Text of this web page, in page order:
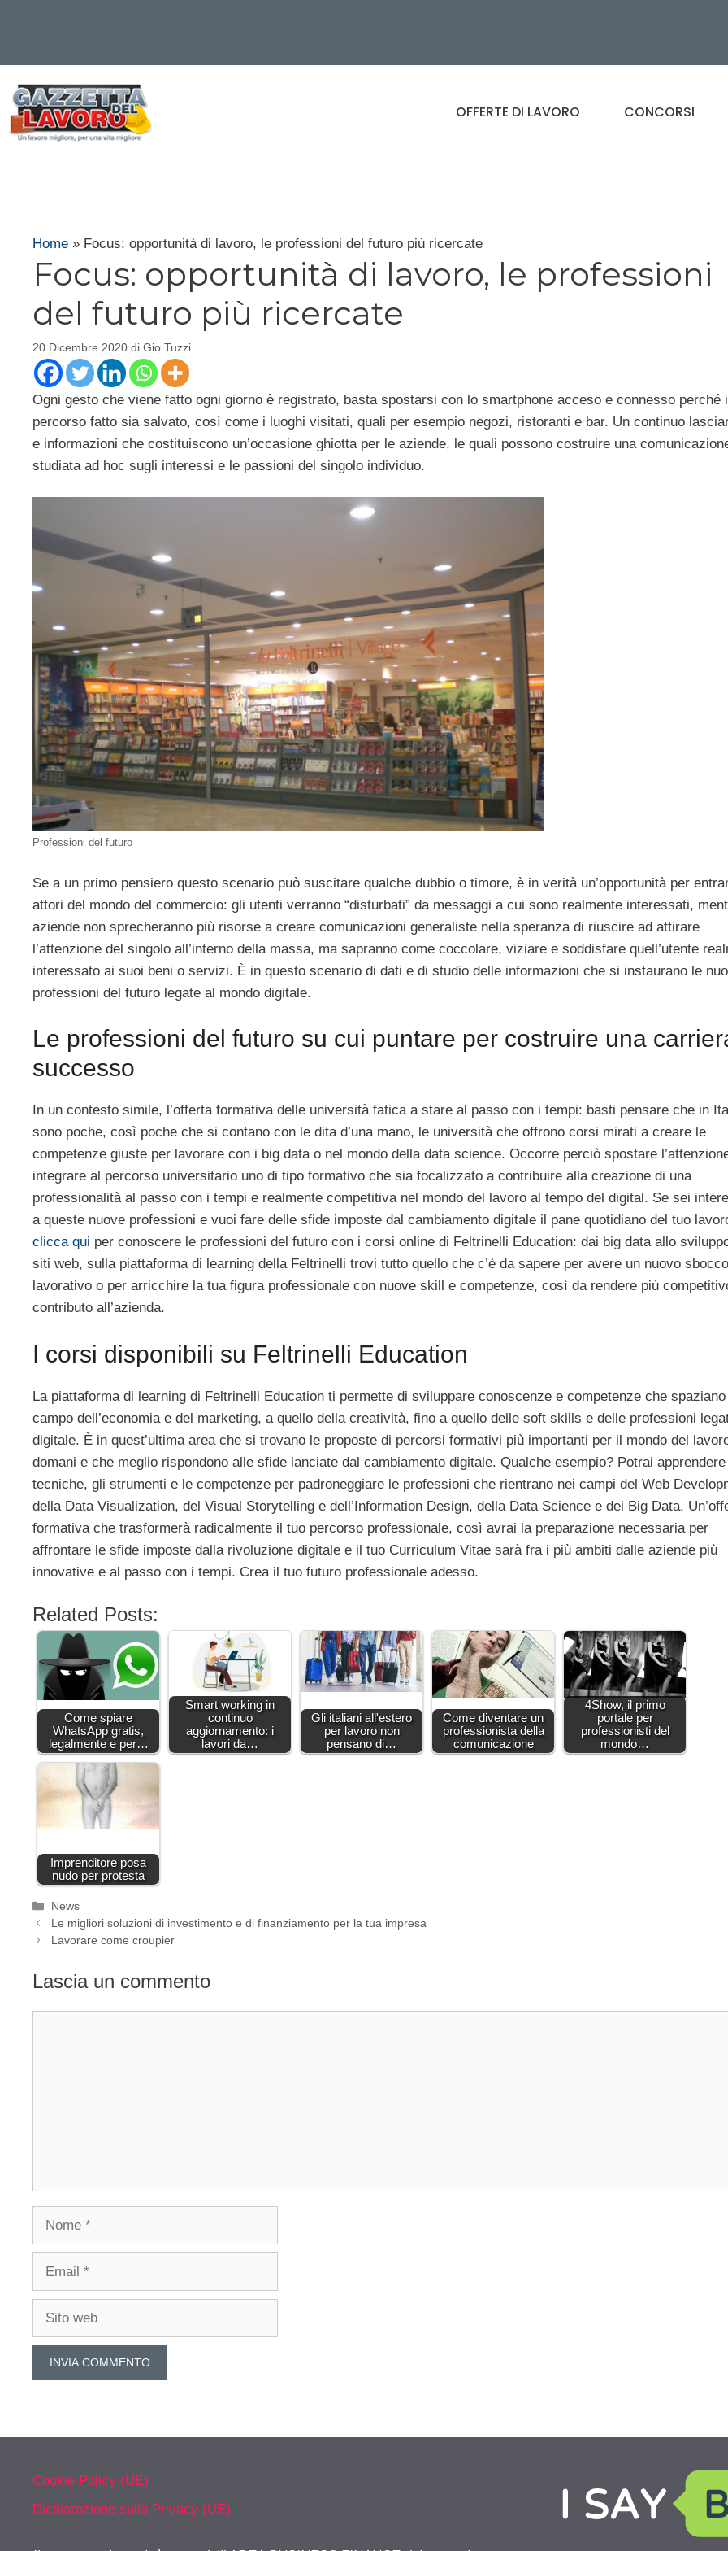
contenuto
OFFERTE DI LAVORO CONCORSI
Home » Focus: opportunità di lavoro, le professioni del futuro più ricercate
Focus: opportunità di lavoro, le professioni
del futuro più ricercate
20 Dicembre 2020 di Gio Tuzzi
Ogni gesto che viene fatto ogni giorno è registrato, basta spostarsi con lo smartphone acceso e connesso perché
percorso fatto sia salvato, così come i luoghi visitati, quali per esempio negozi, ristoranti e bar. Un continuo
e informazioni che costituiscono un’occasione ghiotta per le aziende, le quali possono costruire una
studiata ad hoc sugli interessi e le passioni del singolo individuo.
Professioni del futuro
Se a un primo pensiero questo scenario può suscitare qualche dubbio o timore, è in verità un’opportunità per
attori del mondo del commercio: gli utenti verranno “disturbati” da messaggi a cui sono realmente interessati,
aziende non sprecheranno più risorse a creare comunicazioni generaliste nella speranza di riuscire ad attirare
l’attenzione del singolo all’interno della massa, ma sapranno come coccolare, viziare e soddisfare quell’utente
interessato ai suoi beni o servizi. È in questo scenario di dati e di studio delle informazioni che si instaurano le
professioni del futuro legate al mondo digitale.
Le professioni del futuro su cui puntare per costruire una
successo
In un contesto simile, l’offerta formativa delle università fatica a stare al passo con i tempi: basti pensare che in
sono poche, così poche che si contano con le dita d’una mano, le università che offrono corsi mirati a creare le
competenze giuste per lavorare con i big data o nel mondo della data science. Occorre perciò spostare
integrare al percorso universitario uno di tipo formativo che sia focalizzato a contribuire alla creazione di una
professionalità al passo con i tempi e realmente competitiva nel mondo del lavoro al tempo del digital. Se sei
a queste nuove professioni e vuoi fare delle sfide imposte dal cambiamento digitale il pane quotidiano del tuo
clicca qui per conoscere le professioni del futuro con i corsi online di Feltrinelli Education: dai big data allo
siti web, sulla piattaforma di learning della Feltrinelli trovi tutto quello che c’è da sapere per avere un nuovo sbocco
lavorativo o per arricchire la tua figura professionale con nuove skill e competenze, così da rendere più
contributo all’azienda.
I corsi disponibili su Feltrinelli Education
La piattaforma di learning di Feltrinelli Education ti permette di sviluppare conoscenze e competenze che spaziano
campo dell’economia e del marketing, a quello della creatività, fino a quello delle soft skills e delle professioni
digitale. È in quest’ultima area che si trovano le proposte di percorsi formativi più importanti per il mondo del
domani e che meglio rispondono alle sfide lanciate dal cambiamento digitale. Qualche esempio? Potrai
tecniche, gli strumenti e le competenze per padroneggiare le professioni che rientrano nei campi del Web
della Data Visualization, del Visual Storytelling e dell’Information Design, della Data Science e dei Big Data.
formativa che trasformerà radicalmente il tuo percorso professionale, così avrai la preparazione necessaria per
affrontare le sfide imposte dalla rivoluzione digitale e il tuo Curriculum Vitae sarà fra i più ambiti dalle aziende più
innovative e al passo con i tempi. Crea il tuo futuro professionale adesso.
Related Posts:
Come spiare
WhatsApp gratis,
legalmente e per…
Smart working in
continuo
aggiornamento: i
lavori da…
Gli italiani all'estero
per lavoro non
pensano di…
Come diventare un
professionista della
comunicazione
4Show, il primo
portale per
professionisti del
mondo…
Imprenditore posa
nudo per protesta
Categorie
News
Le migliori soluzioni di investimento e di finanziamento per la tua impresa
Lavorare come croupier
Lascia un commento
Cookie Policy (UE)
Dichiarazione sulla Privacy (UE)